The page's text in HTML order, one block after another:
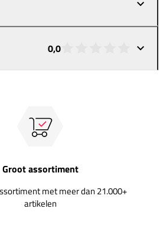
0,0
Groot assortiment
met meer dan 21.000+
artikelen